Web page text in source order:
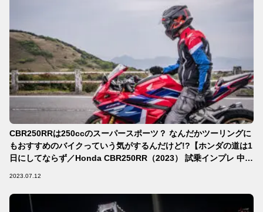
CBR250RRは250ccのスーパースポーツ？ なんだかツーリングに
もおすすめのバイクっていう気がするんだけど!?【ホンダの道は1
日にしてならず／Honda CBR250RR（2023） 試乗インプレ 中
2023.07.12